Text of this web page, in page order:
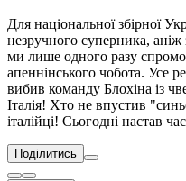
Для національної збірної
незручного суперника, аніж
ми лише одного разу
апеннінського чобота. Усе
вибив команду Блохіна із
Італія! Хто не впустив
італійці! Сьогодні настав
Поділитись